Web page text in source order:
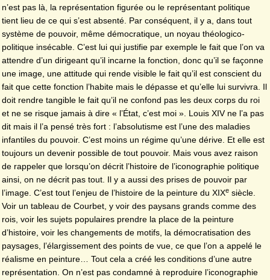
n’est pas là, la représentation figurée ou le représentant politique
tient lieu de ce qui s’est absenté. Par conséquent, il y a, dans tout
système de pouvoir, même démocratique, un noyau théologico-
politique insécable. C’est lui qui justifie par exemple le fait que l’on va
attendre d’un dirigeant qu’il incarne la fonction, donc qu’il se façonne
une image, une attitude qui rende visible le fait qu’il est conscient du
fait que cette fonction l’habite mais le dépasse et qu’elle lui survivra. Il
doit rendre tangible le fait qu’il ne confond pas les deux corps du roi
et ne se risque jamais à dire « l’État, c’est moi ». Louis XIV ne l’a pas
dit mais il l’a pensé très fort : l’absolutisme est l’une des maladies
infantiles du pouvoir. C’est moins un régime qu’une dérive. Et elle est
toujours un devenir possible de tout pouvoir. Mais vous avez raison
de rappeler que lorsqu’on décrit l’histoire de l’iconographie politique
ainsi, on ne décrit pas tout. Il y a aussi des prises de pouvoir par
l’image. C’est tout l’enjeu de l’histoire de la peinture du XIXe siècle.
Voir un tableau de Courbet, y voir des paysans grands comme des
rois, voir les sujets populaires prendre la place de la peinture
d’histoire, voir les changements de motifs, la démocratisation des
paysages, l’élargissement des points de vue, ce que l’on a appelé le
réalisme en peinture… Tout cela a créé les conditions d’une autre
représentation. On n’est pas condamné à reproduire l’iconographie